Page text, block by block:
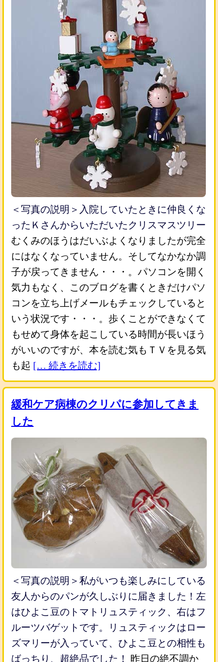
＜写真の説明＞入院していたときに仲良くな
ったＫさんからいただいたクリスマスツリー
むくみのほうはだいぶよくなりましたが完全
にはなくなっていません。そしてなかなか調
子が戻ってきません・・・。パソコンを開く
気力もなく、このブログを書くときだけパソ
コンを立ち上げメールもチェックしていると
いう状況です・・・。歩くことができなくて
もせめて身体を起こしている時間が長いほう
がいいのですが、本を読む気もＴＶを見る気
も起 [… 続きを読む]
緩和ケア病棟のクリパに参加してきま
した
＜写真の説明＞私がいつも楽しみにしている
友人からのパンが久しぶりに届きました！左
はひよこ豆のトマトリュスティック、右はフ
ルーツバゲットです。リュスティックはロー
ズマリーが入っていて、ひよこ豆との相性も
ばっちり、超絶品でした！
昨日の絶不調か